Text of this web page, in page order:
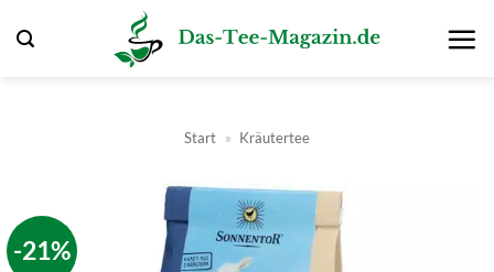
Inhalt
Start » Kräutertee
-21%